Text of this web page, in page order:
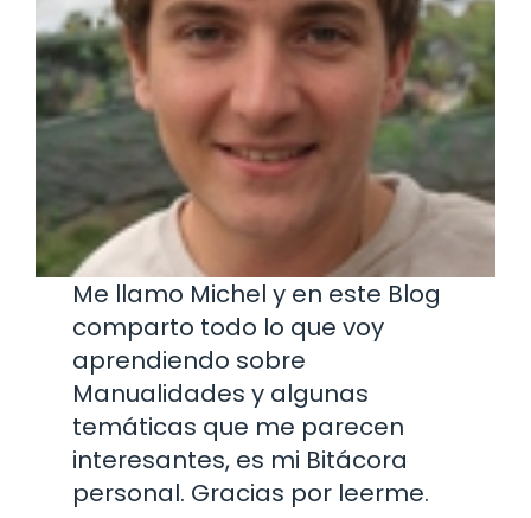
Me llamo Michel y en este Blog
comparto todo lo que voy
aprendiendo sobre
Manualidades y algunas
temáticas que me parecen
interesantes, es mi Bitácora
personal. Gracias por leerme.